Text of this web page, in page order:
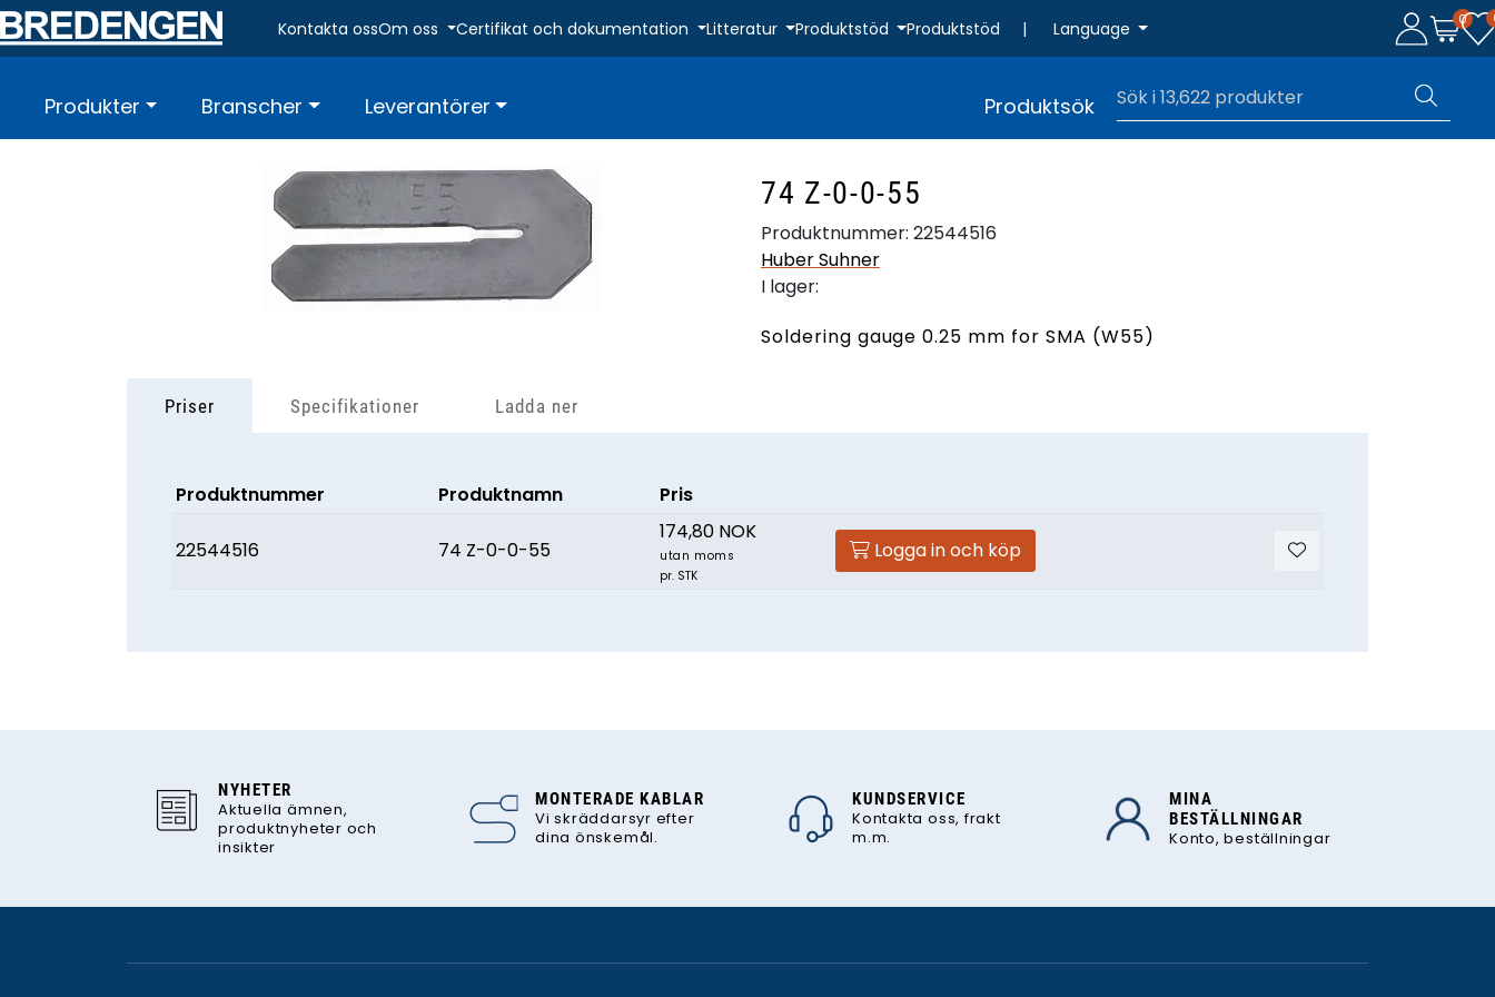
Skip to main content
Kontakta ossOm oss Certifikat och dokumentation Litteratur Produktstöd Produktstöd | Language 0
Produkter Branscher Leverantörer Produktsök
74 Z-0-0-55
Produktnummer: 22544516
Huber Suhner
I lager:
Soldering gauge 0.25 mm for SMA (W55)
Priser Specifikationer Ladda ner
Produktnummer Produktnamn Pris
22544516 74 Z-0-0-55
174,80 NOK
utan moms
pr. STK
Logga in och köp
NYHETER
Aktuella ämnen,
produktnyheter och
insikter
MONTERADE KABLAR
Vi skräddarsyr efter
dina önskemål.
KUNDSERVICE
Kontakta oss, frakt
m.m.
MINA
BESTÄLLNINGAR
Konto, beställningar